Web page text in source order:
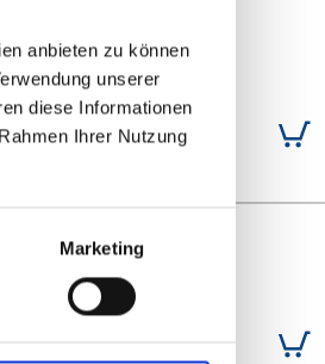
anbieten zu können
unserer
diese Informationen
Ihrer Nutzung
Marketing
(bucăți)
(bucăți)